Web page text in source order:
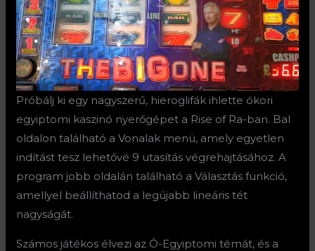
Próbálj ki egy nagyszerű, hieroglifák ihlette ókori
egyiptomi kaszinó nyerőgépet a Rise of Ra-ban. Bal
oldalon található a Vonalak menü, amely egyetlen
indítást tesz lehetővé 9 utasítás végrehajtásához. A
program jobb oldalán található a Választás funkció,
amellyel beállíthatod a legújabb lineáris tét
nagyságát.
Számos játékos élvezi az Ó-Egyiptomi témát, és a